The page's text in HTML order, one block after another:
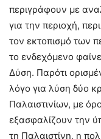
περιγράφουν με
για την περιοχή,
τον εκτοπισμό των
το ενδεχόμενο
Δύση. Παρότι
λόγο για λύση δύο
Παλαιστινίων, με
εξασφαλίζουν την
τη Παλαιστίνη, η